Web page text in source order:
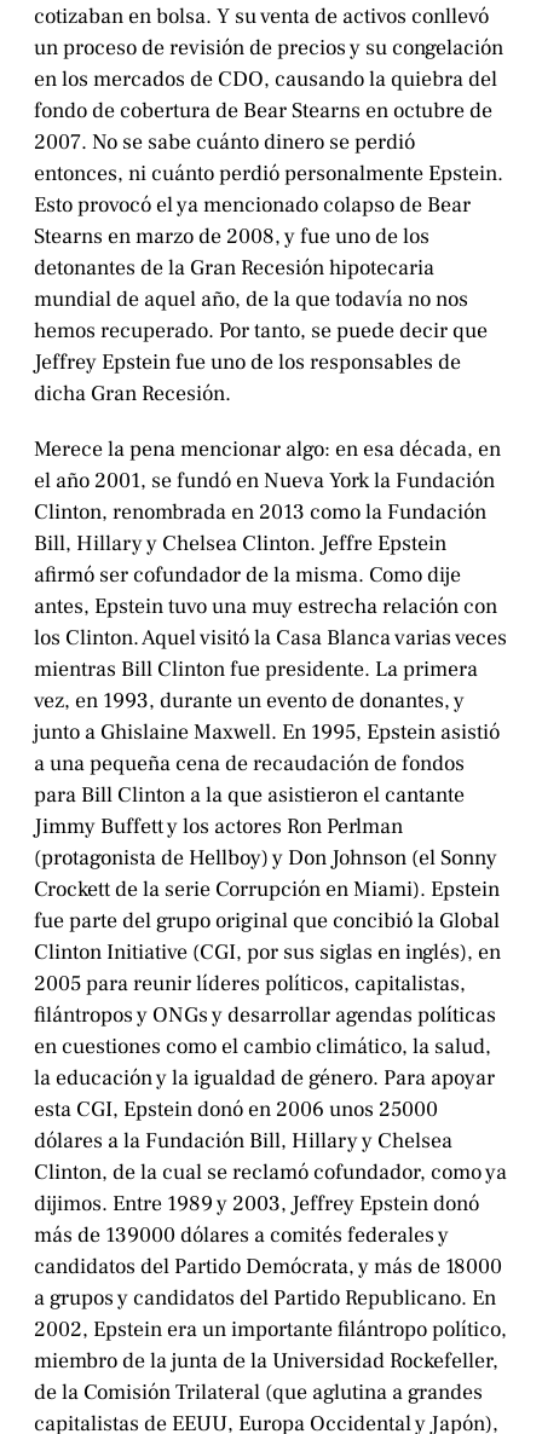
cotizaban en bolsa. Y su venta de activos conllevó
un proceso de revisión de precios y su congelación
en los mercados de CDO, causando la quiebra del
fondo de cobertura de Bear Stearns en octubre de
2007. No se sabe cuánto dinero se perdió
entonces, ni cuánto perdió personalmente Epstein.
Esto provocó el ya mencionado colapso de Bear
Stearns en marzo de 2008, y fue uno de los
detonantes de la Gran Recesión hipotecaria
mundial de aquel año, de la que todavía no nos
hemos recuperado. Por tanto, se puede decir que
Jeffrey Epstein fue uno de los responsables de
dicha Gran Recesión.
Merece la pena mencionar algo: en esa década, en
el año 2001, se fundó en Nueva York la Fundación
Clinton, renombrada en 2013 como la Fundación
Bill, Hillary y Chelsea Clinton. Jeffre Epstein
afirmó ser cofundador de la misma. Como dije
antes, Epstein tuvo una muy estrecha relación con
los Clinton. Aquel visitó la Casa Blanca varias veces
mientras Bill Clinton fue presidente. La primera
vez, en 1993, durante un evento de donantes, y
junto a Ghislaine Maxwell. En 1995, Epstein asistió
a una pequeña cena de recaudación de fondos
para Bill Clinton a la que asistieron el cantante
Jimmy Buffett y los actores Ron Perlman
(protagonista de Hellboy) y Don Johnson (el Sonny
Crockett de la serie Corrupción en Miami). Epstein
fue parte del grupo original que concibió la Global
Clinton Initiative (CGI, por sus siglas en inglés), en
2005 para reunir líderes políticos, capitalistas,
filántropos y ONGs y desarrollar agendas políticas
en cuestiones como el cambio climático, la salud,
la educación y la igualdad de género. Para apoyar
esta CGI, Epstein donó en 2006 unos 25000
dólares a la Fundación Bill, Hillary y Chelsea
Clinton, de la cual se reclamó cofundador, como ya
dijimos. Entre 1989 y 2003, Jeffrey Epstein donó
más de 139000 dólares a comités federales y
candidatos del Partido Demócrata, y más de 18000
a grupos y candidatos del Partido Republicano. En
2002, Epstein era un importante filántropo político,
miembro de la junta de la Universidad Rockefeller,
de la Comisión Trilateral (que aglutina a grandes
capitalistas de EEUU, Europa Occidental y Japón),